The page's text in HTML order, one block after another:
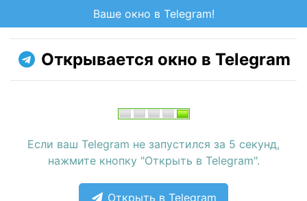
Ваше окно в Telegram!
Открывается окно в Telegram
Если ваш Telegram не запустился за 5 секунд,
нажмите кнопку "Открыть в Telegram".
Открыть в Telegram